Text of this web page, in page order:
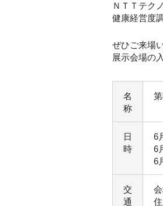
ＮＴＴテク
健康経営度
ぜひご来場
展示会場の
名
称
日
時
6
6
6
交
通